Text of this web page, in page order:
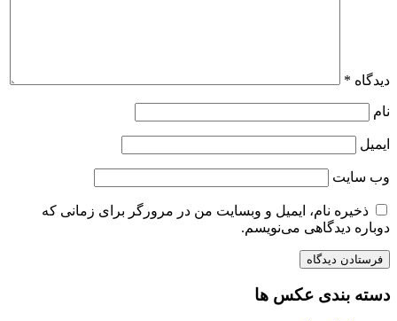
دیدگاه *
نام
ایمیل
وب‌ سایت
ذخیره نام، ایمیل و وبسایت من در مرورگر برای زمانی که
دوباره دیدگاهی می‌نویسم.
دسته بندی عکس ها